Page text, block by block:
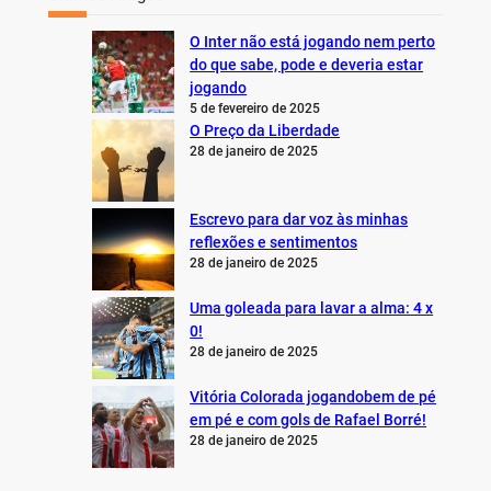
O Inter não está jogando nem perto
do que sabe, pode e deveria estar
jogando
5 de fevereiro de 2025
O Preço da Liberdade
28 de janeiro de 2025
Escrevo para dar voz às minhas
reflexões e sentimentos
28 de janeiro de 2025
Uma goleada para lavar a alma: 4 x
0!
28 de janeiro de 2025
Vitória Colorada jogandobem de pé
em pé e com gols de Rafael Borré!
28 de janeiro de 2025